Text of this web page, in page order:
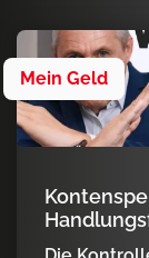
Mein Geld